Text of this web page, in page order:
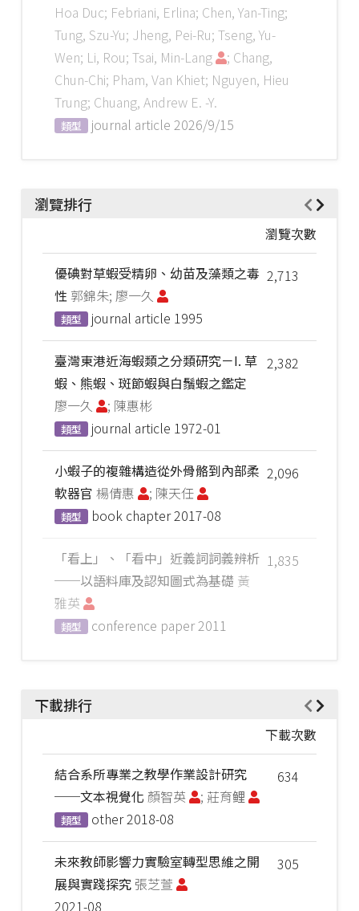
Hoa Duc; Febriani, Erlina; Chen, Yan-Ting;
Tung, Szu-Yu; Jheng, Pei-Ru; Tseng, Yu-
Wen; Li, Rou; Tsai, Min-Lang
; Chang,
Chun-Chi; Pham, Van Khiet; Nguyen, Hieu
Trung; Chuang, Andrew E. -Y.
類型 journal article 2026/9/15
瀏覽排行
瀏覽次數
2,713
優碘對草蝦受精卵、幼苗及藻類之毒
性 郭錦朱; 廖一久
類型 journal article 1995
2,382
臺灣東港近海蝦類之分類研究－I. 草
蝦、熊蝦、斑節蝦與白鬚蝦之鑑定
廖一久
; 陳惠彬
類型 journal article 1972-01
2,096
小蝦子的複雜構造從外骨骼到內部柔
軟器官 楊倩惠 ; 陳天任
類型 book chapter2017-08
1,835
「看上」、「看中」近義詞詞義辨析
──以語料庫及認知圖式為基礎 黃
雅英
類型 conference paper2011
下載排行
下載次數
634
結合系所專業之教學作業設計研究
──文本視覺化 顏智英 ; 莊育鲤
類型 other2018-08
305
未來教師影響力實驗室轉型思維之開
展與實踐探究 張芝萱
2021-08